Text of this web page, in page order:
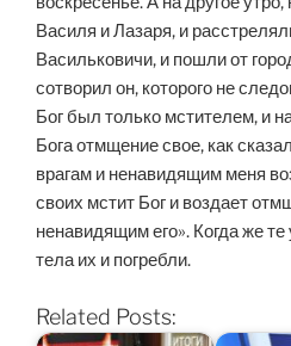
Василя и Лазаря, и
Васильковичи, и пошли от
сотворил он, которого не
Бог был только мстителем, и
Бога отмщение свое, как
врагам и ненавидящим меня
своих мстит Бог и воздает
ненавидящим его». Когда же
тела их и погребли.
Related Posts: